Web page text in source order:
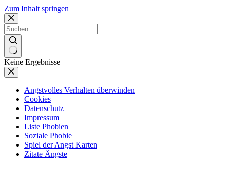
Zum Inhalt springen
Keine Ergebnisse
Angstvolles Verhalten überwinden
Cookies
Datenschutz
Impressum
Liste Phobien
Soziale Phobie
Spiel der Angst Karten
Zitate Ängste